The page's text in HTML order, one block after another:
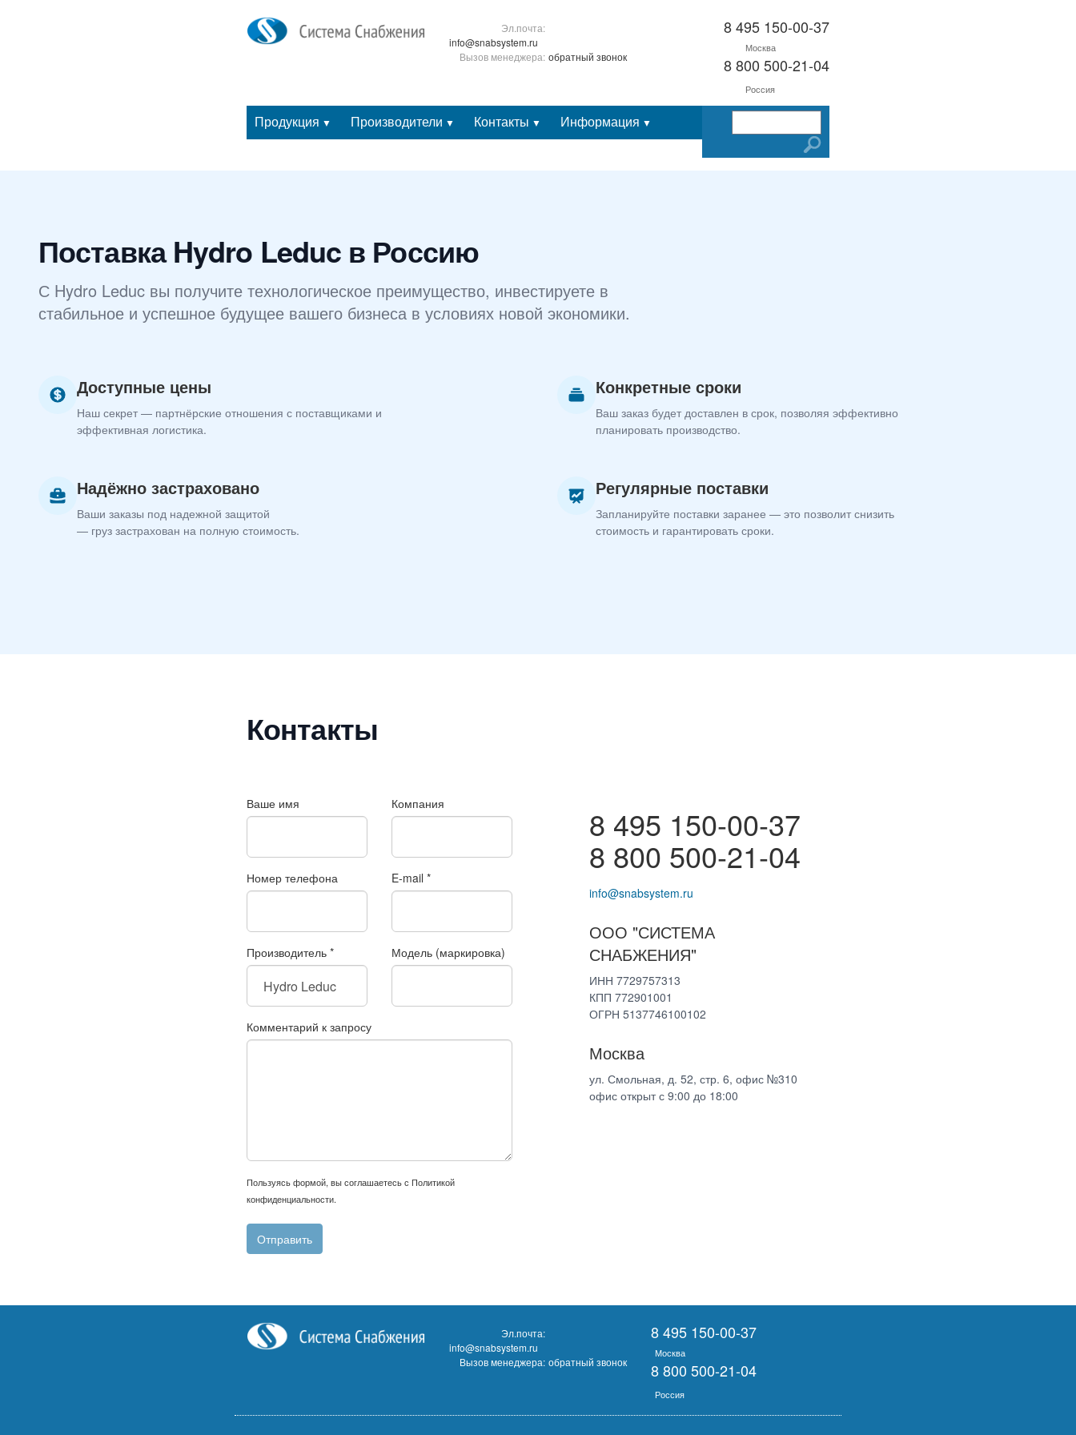
Эл.почта:
info@snabsystem.ru
Вызов менеджера: обратный звонок
8 495 150-00-37
Москва
8 800 500-21-04
Россия
Продукция ▼ Производители ▼ Контакты ▼ Информация ▼
Поставка Hydro Leduc в Россию
С Hydro Leduc вы получите технологическое преимущество, инвестируете в
стабильное и успешное будущее вашего бизнеса в условиях новой экономики.
Доступные цены
Наш секрет — партнёрские отношения с поставщиками и
эффективная логистика.
Конкретные сроки
Ваш заказ будет доставлен в срок, позволяя эффективно
планировать производство.
Надёжно застраховано
Ваши заказы под надежной защитой
— груз застрахован на полную стоимость.
Регулярные поставки
Запланируйте поставки заранее — это позволит снизить
стоимость и гарантировать сроки.
Контакты
Ваше имя Компания
Номер телефона E-mail *
Производитель * Модель (маркировка)
Комментарий к запросу
Пользуясь формой, вы соглашаетесь с Политикой
конфиденциальности.
8 495 150-00-37
8 800 500-21-04
info@snabsystem.ru
ООО "СИСТЕМА
СНАБЖЕНИЯ"
ИНН 7729757313
КПП 772901001
ОГРН 5137746100102
Москва
ул. Смольная, д. 52, стр. 6, офис №310
офис открыт с 9:00 до 18:00
Эл.почта:
info@snabsystem.ru
Вызов менеджера: обратный звонок
8 495 150-00-37
Москва
8 800 500-21-04
Россия